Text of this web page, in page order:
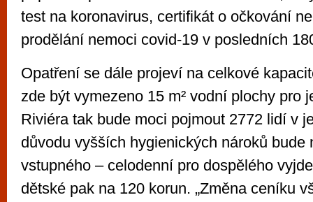
test na koronavirus, certifikát o očkování
prodělání nemoci covid-19 v posledních
Opatření se dále projeví na celkové
zde být vymezeno 15 m² vodní plochy pro
Riviéra tak bude moci pojmout 2772 lidí v
důvodu vyšších hygienických nároků bude
vstupného – celodenní pro dospělého
dětské pak na 120 korun. „Změna ceníku